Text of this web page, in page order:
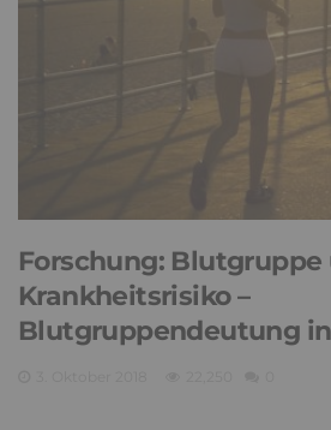
Forschung: Blutgruppe
Krankheitsrisiko –
Blutgruppendeutung